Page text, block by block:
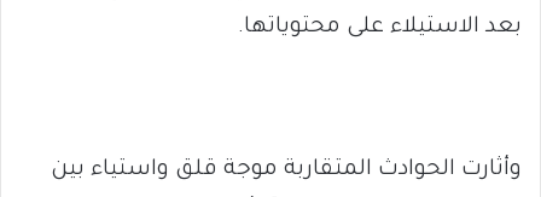
بعد الاستيلاء على محتوياتها.
وأثارت الحوادث المتقاربة موجة قلق واستياء بين